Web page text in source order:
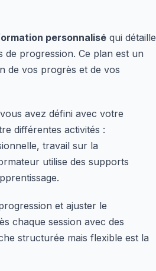
personnalisé qui détaille
de progression. Ce plan est un
de vos progrès et de vos
avez défini avec votre
différentes activités :
travail sur la
utilise des supports
et ajuster le
chaque session avec des
structurée mais flexible est la